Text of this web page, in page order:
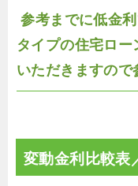
参考までに低金
タイプの住宅ロ
いただきますので
変動金利比較表